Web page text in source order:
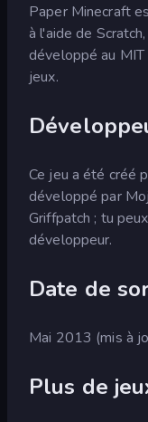
Paper Minecraft
à l'aide de
développé au
jeux.
Ce jeu a été créé
développé par
Griffpatch ; tu
développeur.
Date de
Mai 2013 (mis à
Plus de